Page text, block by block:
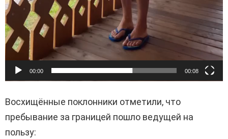
00:00 00:08
Восхищённые поклонники отметили, что
пребывание за границей пошло ведущей на
пользу: